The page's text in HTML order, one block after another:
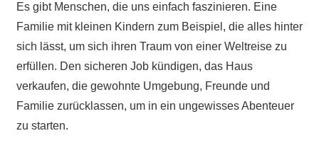
Es gibt Menschen, die uns einfach faszinieren. Eine
Familie mit kleinen Kindern zum Beispiel, die alles hinter
sich lässt, um sich ihren Traum von einer Weltreise zu
erfüllen. Den sicheren Job kündigen, das Haus
verkaufen, die gewohnte Umgebung, Freunde und
Familie zurücklassen, um in ein ungewisses Abenteuer
zu starten.